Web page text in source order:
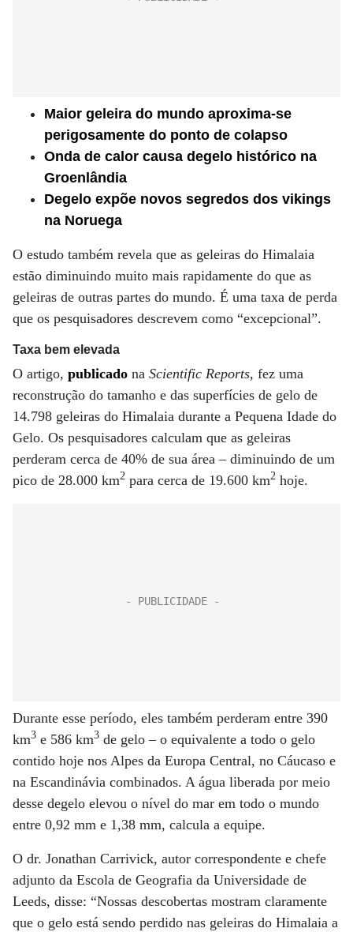
Maior geleira do mundo aproxima-se
perigosamente do ponto de colapso
Onda de calor causa degelo histórico na
Groenlândia
Degelo expõe novos segredos dos vikings
na Noruega
O estudo também revela que as geleiras do Himalaia
estão diminuindo muito mais rapidamente do que as
geleiras de outras partes do mundo. É uma taxa de perda
que os pesquisadores descrevem como “excepcional”.
Taxa bem elevada
O artigo, publicado na Scientific Reports, fez uma
reconstrução do tamanho e das superfícies de gelo de
14.798 geleiras do Himalaia durante a Pequena Idade do
Gelo. Os pesquisadores calculam que as geleiras
perderam cerca de 40% de sua área – diminuindo de um
pico de 28.000 km2 para cerca de 19.600 km2 hoje.
Durante esse período, eles também perderam entre 390
km3 e 586 km3 de gelo – o equivalente a todo o gelo
contido hoje nos Alpes da Europa Central, no Cáucaso e
na Escandinávia combinados. A água liberada por meio
desse degelo elevou o nível do mar em todo o mundo
entre 0,92 mm e 1,38 mm, calcula a equipe.
O dr. Jonathan Carrivick, autor correspondente e chefe
adjunto da Escola de Geografia da Universidade de
Leeds, disse: “Nossas descobertas mostram claramente
que o gelo está sendo perdido nas geleiras do Himalaia a